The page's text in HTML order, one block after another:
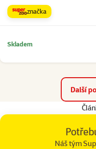
značka
Skladem
Další
Náš tým